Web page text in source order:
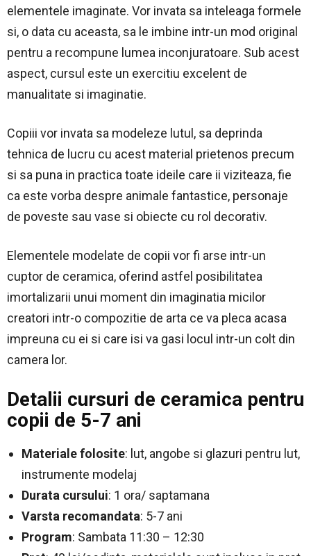
elementele imaginate. Vor invata sa inteleaga formele
si, o data cu aceasta, sa le imbine intr-un mod original
pentru a recompune lumea inconjuratoare. Sub acest
aspect, cursul este un exercitiu excelent de
manualitate si imaginatie.
Copiii vor invata sa modeleze lutul, sa deprinda
tehnica de lucru cu acest material prietenos precum
si sa puna in practica toate ideile care ii viziteaza, fie
ca este vorba despre animale fantastice, personaje
de poveste sau vase si obiecte cu rol decorativ.
Elementele modelate de copii vor fi arse intr-un
cuptor de ceramica, oferind astfel posibilitatea
imortalizarii unui moment din imaginatia micilor
creatori intr-o compozitie de arta ce va pleca acasa
impreuna cu ei si care isi va gasi locul intr-un colt din
camera lor.
Detalii cursuri de ceramica pentru
copii de 5-7 ani
Materiale folosite: lut, angobe si glazuri pentru lut,
instrumente modelaj
Durata cursului: 1 ora/ saptamana
Varsta recomandata: 5-7 ani
Program: Sambata 11:30 – 12:30